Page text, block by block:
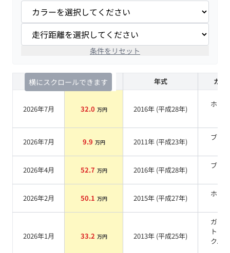
条件をリセット
横にスクロールできます
査定時期 セルカ実績 年式 カラ
2026年7月 32.0 万円 2016年 (平成28年)
ホワ
2026年7月 9.9 万円 2011年 (平成23年)
ブラ
2026年4月 52.7 万円 2016年 (平成28年)
ブラ
2026年2月 50.1 万円 2015年 (平成27年)
ホワ
2026年1月 33.2 万円 2013年 (平成25年)
ガー
トブ
クパ